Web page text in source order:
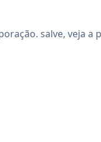
salve, veja a